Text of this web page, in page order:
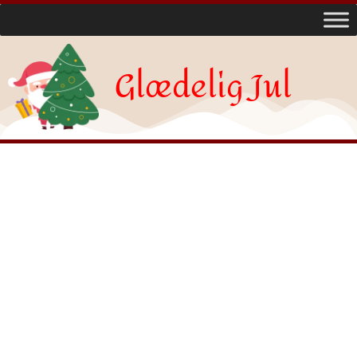
Glædelig Jul